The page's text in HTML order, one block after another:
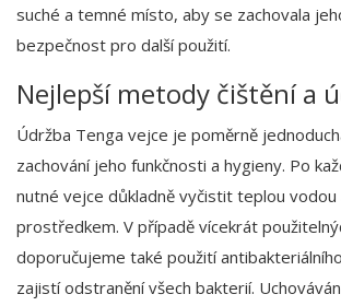
suché a temné místo, aby se zachovala
bezpečnost pro další použití.
Nejlepší metody čištění a
Údržba Tenga vejce je poměrně
zachování jeho funkčnosti a hygieny. Po
nutné vejce důkladně vyčistit teplou vodou
prostředkem. V případě vícekrát
doporučujeme také použití
zajistí odstranění všech bakterií.